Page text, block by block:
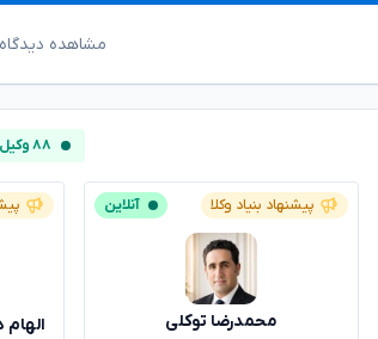
مشاهده
۸۸ وکیل آنلاین
پیشنهاد بنیاد وکلا آنلاین
محمدرضا توکلی الهام